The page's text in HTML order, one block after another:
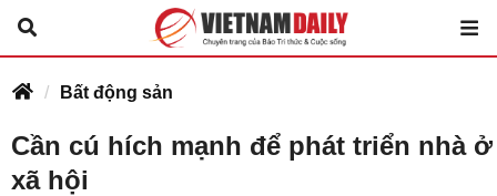
Bất động sản
Cần cú hích mạnh để phát triển nhà ở
xã hội